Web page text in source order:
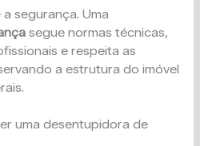
segurança. Uma
segue normas técnicas,
e respeita as
a estrutura do imóvel
uma desentupidora de